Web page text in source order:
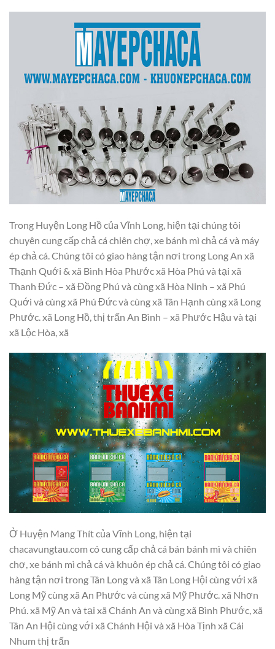
Trong Huyện Long Hồ của Vĩnh Long, hiện tại chúng tôi
chuyên cung cấp chả cá chiên chợ, xe bánh mì chả cá và máy
ép chả cá. Chúng tôi có giao hàng tận nơi trong Long An xã
Thạnh Quới & xã Bình Hòa Phước xã Hòa Phú và tại xã
Thanh Đức – xã Đồng Phú và cùng xã Hòa Ninh – xã Phú
Quới và cùng xã Phú Đức và cùng xã Tân Hạnh cùng xã Long
Phước. xã Long Hồ, thị trấn An Bình – xã Phước Hậu và tại
xã Lộc Hòa, xã
Ở Huyện Mang Thít của Vĩnh Long, hiện tại
chacavungtau.com có cung cấp chả cá bán bánh mì và chiên
chợ, xe bánh mì chả cá và khuôn ép chả cá. Chúng tôi có giao
hàng tận nơi trong Tân Long và xã Tân Long Hội cùng với xã
Long Mỹ cùng xã An Phước và cùng xã Mỹ Phước. xã Nhơn
Phú. xã Mỹ An và tại xã Chánh An và cùng xã Bình Phước, xã
Tân An Hội cùng với xã Chánh Hội và xã Hòa Tịnh xã Cái
Nhum thị trấn